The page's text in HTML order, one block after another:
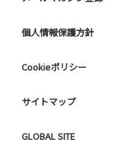
個人情報保護方針
Cookieポリシー
サイトマップ
GLOBAL SITE